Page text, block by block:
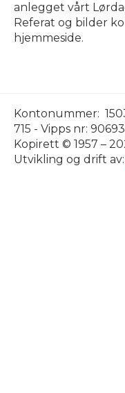
anlegget vårt
Referat og bilder
hjemmeside.
Kopirett © 1957 –
Utvikling og drift av:
Kontonummer:
715 - Vipps nr: 90693